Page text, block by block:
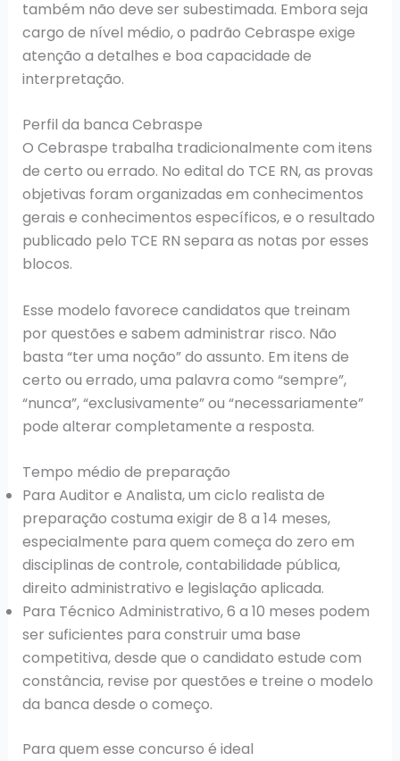
também não deve ser subestimada. Embora seja
cargo de nível médio, o padrão Cebraspe exige
atenção a detalhes e boa capacidade de
interpretação.
Perfil da banca Cebraspe
O Cebraspe trabalha tradicionalmente com itens
de certo ou errado. No edital do TCE RN, as provas
objetivas foram organizadas em conhecimentos
gerais e conhecimentos específicos, e o resultado
publicado pelo TCE RN separa as notas por esses
blocos.
Esse modelo favorece candidatos que treinam
por questões e sabem administrar risco. Não
basta “ter uma noção” do assunto. Em itens de
certo ou errado, uma palavra como “sempre”,
“nunca”, “exclusivamente” ou “necessariamente”
pode alterar completamente a resposta.
Tempo médio de preparação
Para Auditor e Analista, um ciclo realista de
preparação costuma exigir de 8 a 14 meses,
especialmente para quem começa do zero em
disciplinas de controle, contabilidade pública,
direito administrativo e legislação aplicada.
Para Técnico Administrativo, 6 a 10 meses podem
ser suficientes para construir uma base
competitiva, desde que o candidato estude com
constância, revise por questões e treine o modelo
da banca desde o começo.
Para quem esse concurso é ideal